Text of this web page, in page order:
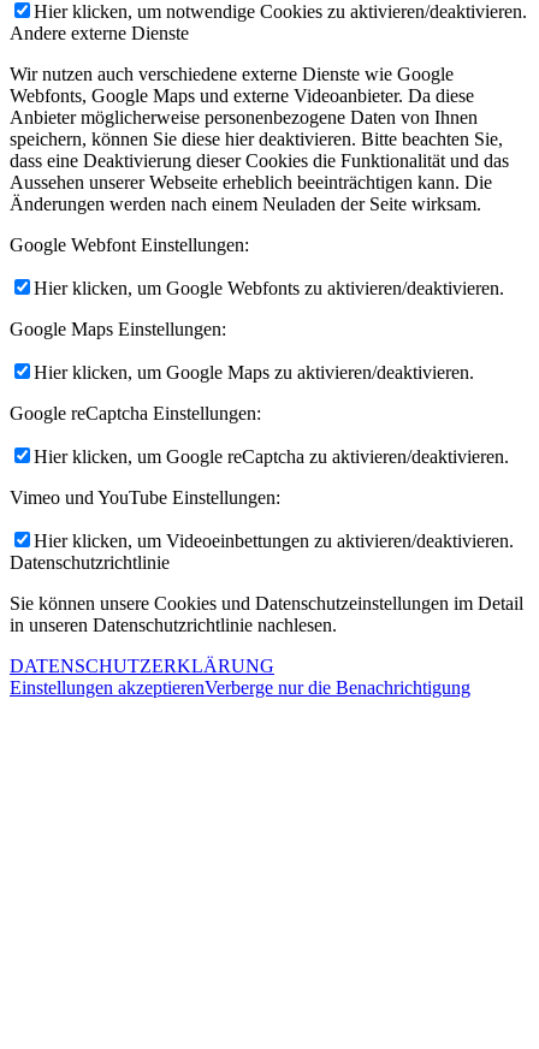
Hier klicken, um notwendige Cookies zu aktivieren/deaktivieren.
Andere externe Dienste
Wir nutzen auch verschiedene externe Dienste wie Google
Webfonts, Google Maps und externe Videoanbieter. Da diese
Anbieter möglicherweise personenbezogene Daten von Ihnen
speichern, können Sie diese hier deaktivieren. Bitte beachten Sie,
dass eine Deaktivierung dieser Cookies die Funktionalität und das
Aussehen unserer Webseite erheblich beeinträchtigen kann. Die
Änderungen werden nach einem Neuladen der Seite wirksam.
Google Webfont Einstellungen:
Hier klicken, um Google Webfonts zu aktivieren/deaktivieren.
Google Maps Einstellungen:
Hier klicken, um Google Maps zu aktivieren/deaktivieren.
Google reCaptcha Einstellungen:
Hier klicken, um Google reCaptcha zu aktivieren/deaktivieren.
Vimeo und YouTube Einstellungen:
Hier klicken, um Videoeinbettungen zu aktivieren/deaktivieren.
Datenschutzrichtlinie
Sie können unsere Cookies und Datenschutzeinstellungen im Detail
in unseren Datenschutzrichtlinie nachlesen.
DATENSCHUTZERKLÄRUNG
Einstellungen akzeptierenVerberge nur die Benachrichtigung